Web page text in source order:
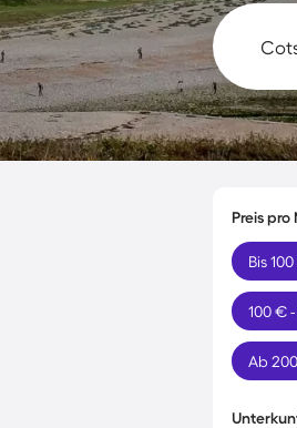
Preis pro
Bis
100 €
Ab